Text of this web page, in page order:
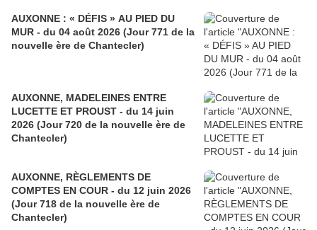
AUXONNE : « DÉFIS » AU PIED DU
MUR - du 04 août 2026 (Jour 771 de la
nouvelle ère de Chantecler)
AUXONNE, MADELEINES ENTRE
LUCETTE ET PROUST - du 14 juin
2026 (Jour 720 de la nouvelle ère de
Chantecler)
AUXONNE, RÈGLEMENTS DE
COMPTES EN COUR - du 12 juin 2026
(Jour 718 de la nouvelle ère de
Chantecler)